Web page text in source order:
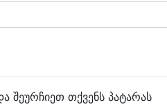
შეურჩიეთ თქვენს პატარას